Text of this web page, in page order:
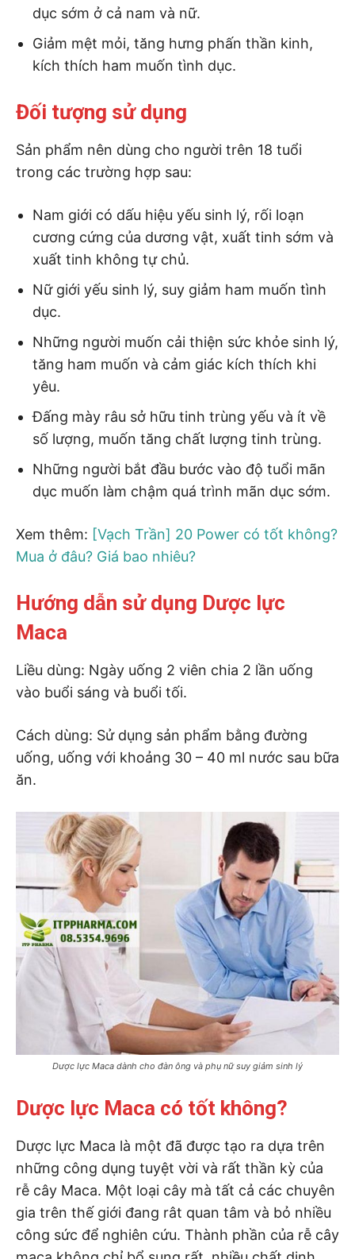
dục sớm ở cả nam và nữ.
Giảm mệt mỏi, tăng hưng phấn thần kinh,
kích thích ham muốn tình dục.
Đối tượng sử dụng
Sản phẩm nên dùng cho người trên 18 tuổi
trong các trường hợp sau:
Nam giới có dấu hiệu yếu sinh lý, rối loạn
cương cứng của dương vật, xuất tinh sớm và
xuất tinh không tự chủ.
Nữ giới yếu sinh lý, suy giảm ham muốn tình
dục.
Những người muốn cải thiện sức khỏe sinh lý,
tăng ham muốn và cảm giác kích thích khi
yêu.
Đấng mày râu sở hữu tinh trùng yếu và ít về
số lượng, muốn tăng chất lượng tinh trùng.
Những người bắt đầu bước vào độ tuổi mãn
dục muốn làm chậm quá trình mãn dục sớm.
Xem thêm: [Vạch Trần] 20 Power có tốt không?
Mua ở đâu? Giá bao nhiêu?
Hướng dẫn sử dụng Dược lực
Maca
Liều dùng: Ngày uống 2 viên chia 2 lần uống
vào buổi sáng và buổi tối.
Cách dùng: Sử dụng sản phẩm bằng đường
uống, uống với khoảng 30 – 40 ml nước sau bữa
ăn.
Dược lực Maca dành cho đàn ông và phụ nữ suy giảm sinh lý
Dược lực Maca có tốt không?
Dược lực Maca là một đã được tạo ra dựa trên
những công dụng tuyệt vời và rất thần kỳ của
rễ cây Maca. Một loại cây mà tất cả các chuyên
gia trên thế giới đang rât quan tâm và bỏ nhiều
công sức để nghiên cứu. Thành phần của rễ cây